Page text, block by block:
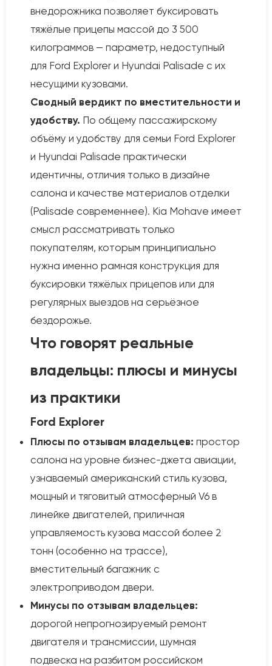
внедорожника позволяет буксировать
тяжёлые прицепы массой до 3 500
килограммов — параметр, недоступный
для Ford Explorer и Hyundai Palisade с их
несущими кузовами.
Сводный вердикт по вместительности и
удобству. По общему пассажирскому
объёму и удобству для семьи Ford Explorer
и Hyundai Palisade практически
идентичны, отличия только в дизайне
салона и качестве материалов отделки
(Palisade современнее). Kia Mohave имеет
смысл рассматривать только
покупателям, которым принципиально
нужна именно рамная конструкция для
буксировки тяжёлых прицепов или для
регулярных выездов на серьёзное
бездорожье.
Что говорят реальные
владельцы: плюсы и минусы
из практики
Ford Explorer
Плюсы по отзывам владельцев: простор
салона на уровне бизнес-джета авиации,
узнаваемый американский стиль кузова,
мощный и тяговитый атмосферный V6 в
линейке двигателей, приличная
управляемость кузова массой более 2
тонн (особенно на трассе),
вместительный багажник с
электроприводом двери.
Минусы по отзывам владельцев:
дорогой непрогнозируемый ремонт
двигателя и трансмиссии, шумная
подвеска на разбитом российском